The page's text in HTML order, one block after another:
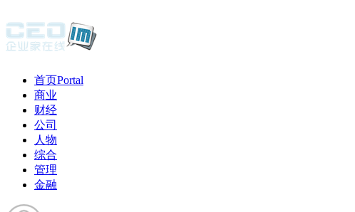
首页Portal
商业
财经
公司
人物
综合
管理
金融